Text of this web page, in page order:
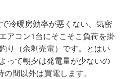
冷暖房効率が悪くない、気密
アコン1台にそこそこ負荷を掛
り（余剰売電）です。とはい
って朝夕は発電量が少ないの
間以外は買電します。